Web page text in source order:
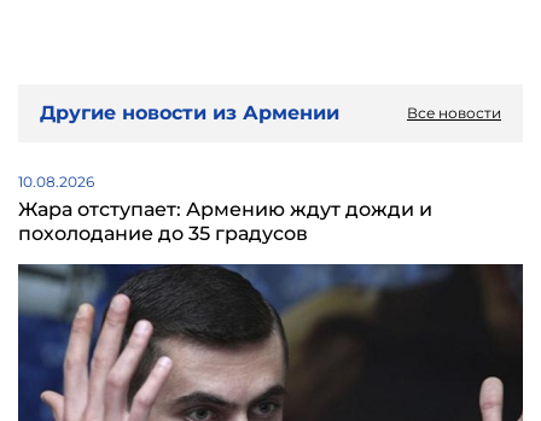
Другие новости из Армении Все новости
10.08.2026
Жара отступает: Армению ждут дожди и
похолодание до 35 градусов